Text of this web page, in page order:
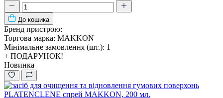
До кошика
Бренд пристрою:
Торгова марка: MAKKON
Мінімальне замовлення (шт.): 1
+ ПОДАРУНОК!
Новинка